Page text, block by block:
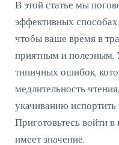
В этой статье мы
эффективных способах
чтобы ваше время в
приятным и полезным.
типичных ошибок,
медлительность
укачиванию испортить
Приготовьтесь войти
имеет значение.